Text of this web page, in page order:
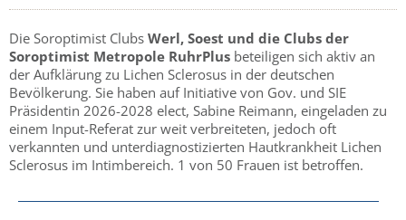
Die Soroptimist Clubs Werl, Soest und die Clubs der
Soroptimist Metropole RuhrPlus beteiligen sich aktiv an
der Aufklärung zu Lichen Sclerosus in der deutschen
Bevölkerung. Sie haben auf Initiative von Gov. und SIE
Präsidentin 2026-2028 elect, Sabine Reimann, eingeladen zu
einem Input-Referat zur weit verbreiteten, jedoch oft
verkannten und unterdiagnostizierten Hautkrankheit Lichen
Sclerosus im Intimbereich. 1 von 50 Frauen ist betroffen.